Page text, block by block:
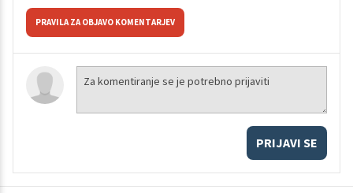
PRAVILA ZA OBJAVO KOMENTARJEV
PRIJAVI SE